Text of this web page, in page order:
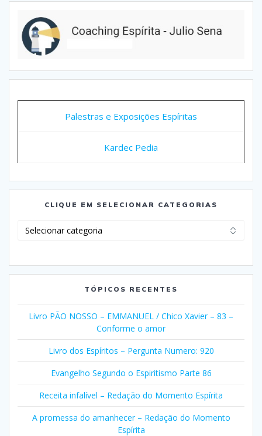
Palestras e Exposições Espíritas
Kardec Pedia
CLIQUE EM SELECIONAR CATEGORIAS
TÓPICOS RECENTES
Livro PÃO NOSSO – EMMANUEL / Chico Xavier – 83 –
Conforme o amor
Livro dos Espíritos – Pergunta Numero: 920
Evangelho Segundo o Espiritismo Parte 86
Receita infalível – Redação do Momento Espírita
A promessa do amanhecer – Redação do Momento
Espírita